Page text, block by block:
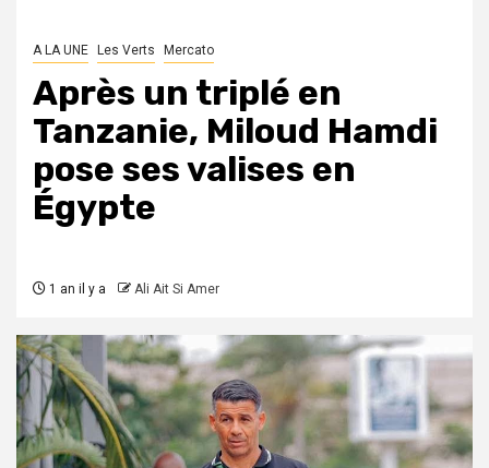
A LA UNE Les Verts Mercato
Après un triplé en
Tanzanie, Miloud Hamdi
pose ses valises en
Égypte
1 an il y a Ali Ait Si Amer